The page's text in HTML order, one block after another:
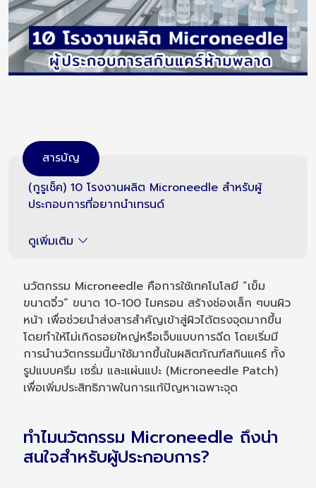
สารบัญ
(กูรูเช็ค) 10 โรงงานผลิต Microneedle สำหรับผู้
ประกอบการที่อยากนำเทรนด์
ดูเพิ่มเติม
นวัตกรรม Microneedle คือการใช้เทคโนโลยี “เข็ม
ขนาดจิ๋ว” ขนาด 10-100 ไมครอน สร้างช่องเล็ก ๆบนผิว
หน้า เพื่อช่วยนำส่งสารสำคัญเข้าสู่ผิวได้ตรงจุดมากขึ้น
โดยทำให้ไม่เกิดรอยใหญ่หรือเจ็บแบบการฉีด โดยเริ่มมี
การนำนวัตกรรมนี้มาใช้มากขึ้นในผลิตภัณฑ์สกินแคร์ ทั้ง
รูปแบบครีม เซรั่ม และแผ่นแปะ (Microneedle Patch)
เพื่อเพิ่มประสิทธิภาพในการแก้ปัญหาเฉพาะจุด
ทำไมนวัตกรรม Microneedle ถึงน่า
สนใจสำหรับผู้ประกอบการ?